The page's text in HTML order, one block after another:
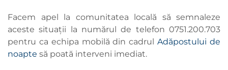
Facem apel la comunitatea locală să semnaleze
aceste situații la numărul de telefon 0751.200.703
pentru ca echipa mobilă din cadrulAdăpostului de
noapte să poată interveni imediat.